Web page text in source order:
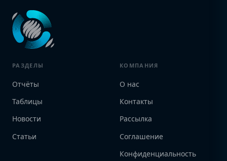
РАЗДЕЛЫ
Отчёты
Таблицы
Новости
Статьи
КОМПАНИЯ
О нас
Контакты
Рассылка
Соглашение
Конфиденциальность